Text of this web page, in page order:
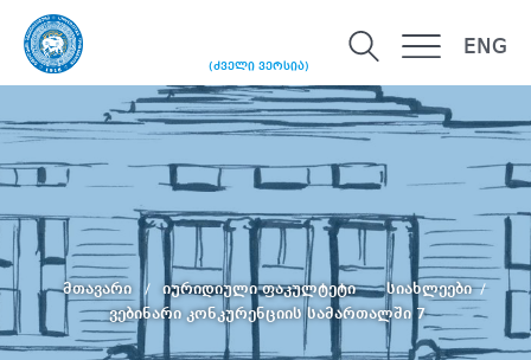
(ძველი ვერსია)
ENG
მთავარი იურიდიული ფაკულტეტი
სიახლეები
ვებინარი კონკურენციის სამართალში 7